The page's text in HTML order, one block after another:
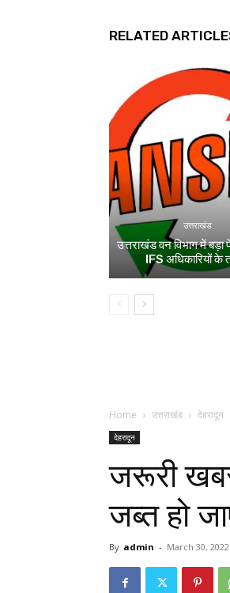
RELATED
उत्तराखंड
उत्तराखंड वन विभाग में
IFS अधिकारियों के